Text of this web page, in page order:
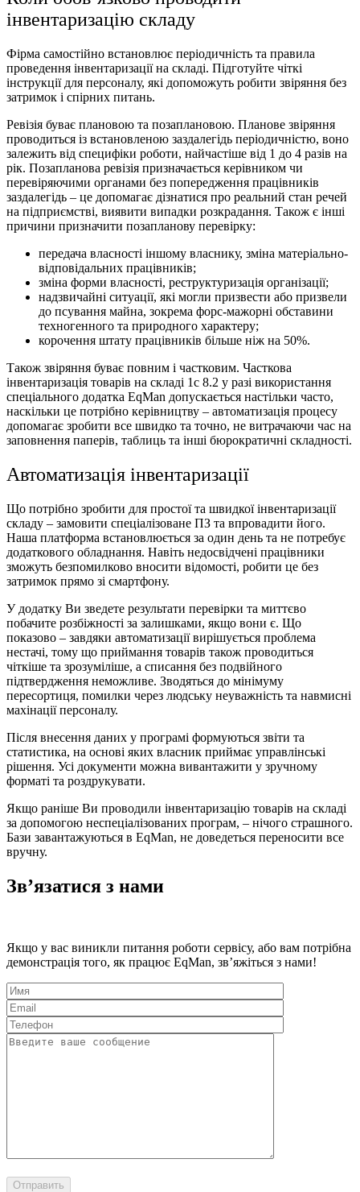
інвентаризацію складу
Фірма самостійно встановлює періодичність та правила
проведення інвентаризації на складі. Підготуйте чіткі
інструкції для персоналу, які допоможуть робити звіряння без
затримок і спірних питань.
Ревізія буває плановою та позаплановою. Планове звіряння
проводиться із встановленою заздалегідь періодичністю, воно
залежить від специфіки роботи, найчастіше від 1 до 4 разів на
рік. Позапланова ревізія призначається керівником чи
перевіряючими органами без попередження працівників
заздалегідь – це допомагає дізнатися про реальний стан речей
на підприємстві, виявити випадки розкрадання. Також є інші
причини призначити позапланову перевірку:
передача власності іншому власнику, зміна матеріально-
відповідальних працівників;
зміна форми власності, реструктуризація організації;
надзвичайні ситуації, які могли призвести або призвели
до псування майна, зокрема форс-мажорні обставини
техногенного та природного характеру;
корочення штату працівників більше ніж на 50%.
Також звіряння буває повним і частковим. Часткова
інвентаризація товарів на складі 1с 8.2 у разі використання
спеціального додатка EqMan допускається настільки часто,
наскільки це потрібно керівництву – автоматизація процесу
допомагає зробити все швидко та точно, не витрачаючи час на
заповнення паперів, таблиць та інші бюрократичні складності.
Автоматизація інвентаризації
Що потрібно зробити для простої та швидкої інвентаризації
складу – замовити спеціалізоване ПЗ та впровадити його.
Наша платформа встановлюється за один день та не потребує
додаткового обладнання. Навіть недосвідчені працівники
зможуть безпомилково вносити відомості, робити це без
затримок прямо зі смартфону.
У додатку Ви зведете результати перевірки та миттєво
побачите розбіжності за залишками, якщо вони є. Що
показово – завдяки автоматизації вирішується проблема
нестачі, тому що приймання товарів також проводиться
чіткіше та зрозуміліше, а списання без подвійного
підтвердження неможливе. Зводяться до мінімуму
пересортиця, помилки через людську неуважність та навмисні
махінації персоналу.
Після внесення даних у програмі формуються звіти та
статистика, на основі яких власник приймає управлінські
рішення. Усі документи можна вивантажити у зручному
форматі та роздрукувати.
Якщо раніше Ви проводили інвентаризацію товарів на складі
за допомогою неспеціалізованих програм, – нічого страшного.
Бази завантажуються в EqMan, не доведеться переносити все
вручну.
Зв’язатися з нами
Якщо у вас виникли питання роботи сервісу, або вам потрібна
демонстрація того, як працює EqMan, зв’яжіться з нами!